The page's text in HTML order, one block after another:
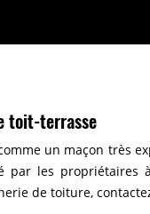
toit-terrasse
un maçon très
par les propriétaires
de toiture,